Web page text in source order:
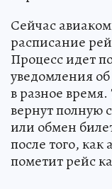
Сейчас
расписание
Процесс идет
уведомления
в разное
вернут полную
или обмен
после того,
пометит рейс